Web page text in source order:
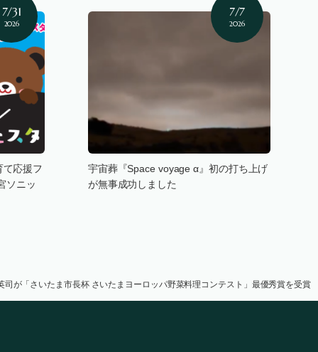
7/31
2026
て応援フ
ソニッ
7/7
2026
宇宙葬『Space voyage α』初の打ち上げ
が無事成功しました
司が「さいたま市長杯 さいたまヨーロッパ野菜料理コンテスト」最優秀賞を受賞